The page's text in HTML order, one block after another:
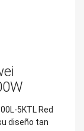
5KTL Red
diseño tan